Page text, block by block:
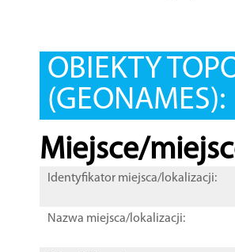
OBIEKTY
(GEONAMES):
Miejsce/
Identyfikator miejsca/lokalizacji:
Nazwa miejsca/lokalizacji: